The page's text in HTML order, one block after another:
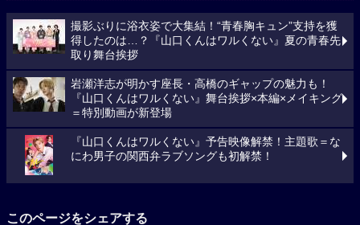
撮影ぶりに浴衣姿で大集結！“青春胸キュン”支持を獲
得したのは…？『山口くんはワルくない』夏の青春先
取り舞台挨拶
岩瀬洋志が明かす座長・高橋のギャップの魅力も！
『山口くんはワルくない』舞台挨拶×本編×メイキング
＝特別動画が新登場
『山口くんはワルくない』予告映像解禁！主題歌＝な
にわ男子の関西弁ラブソングも初解禁！
このページをシェアする